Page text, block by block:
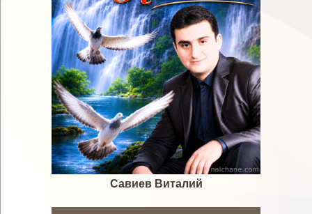
Савиев Виталий